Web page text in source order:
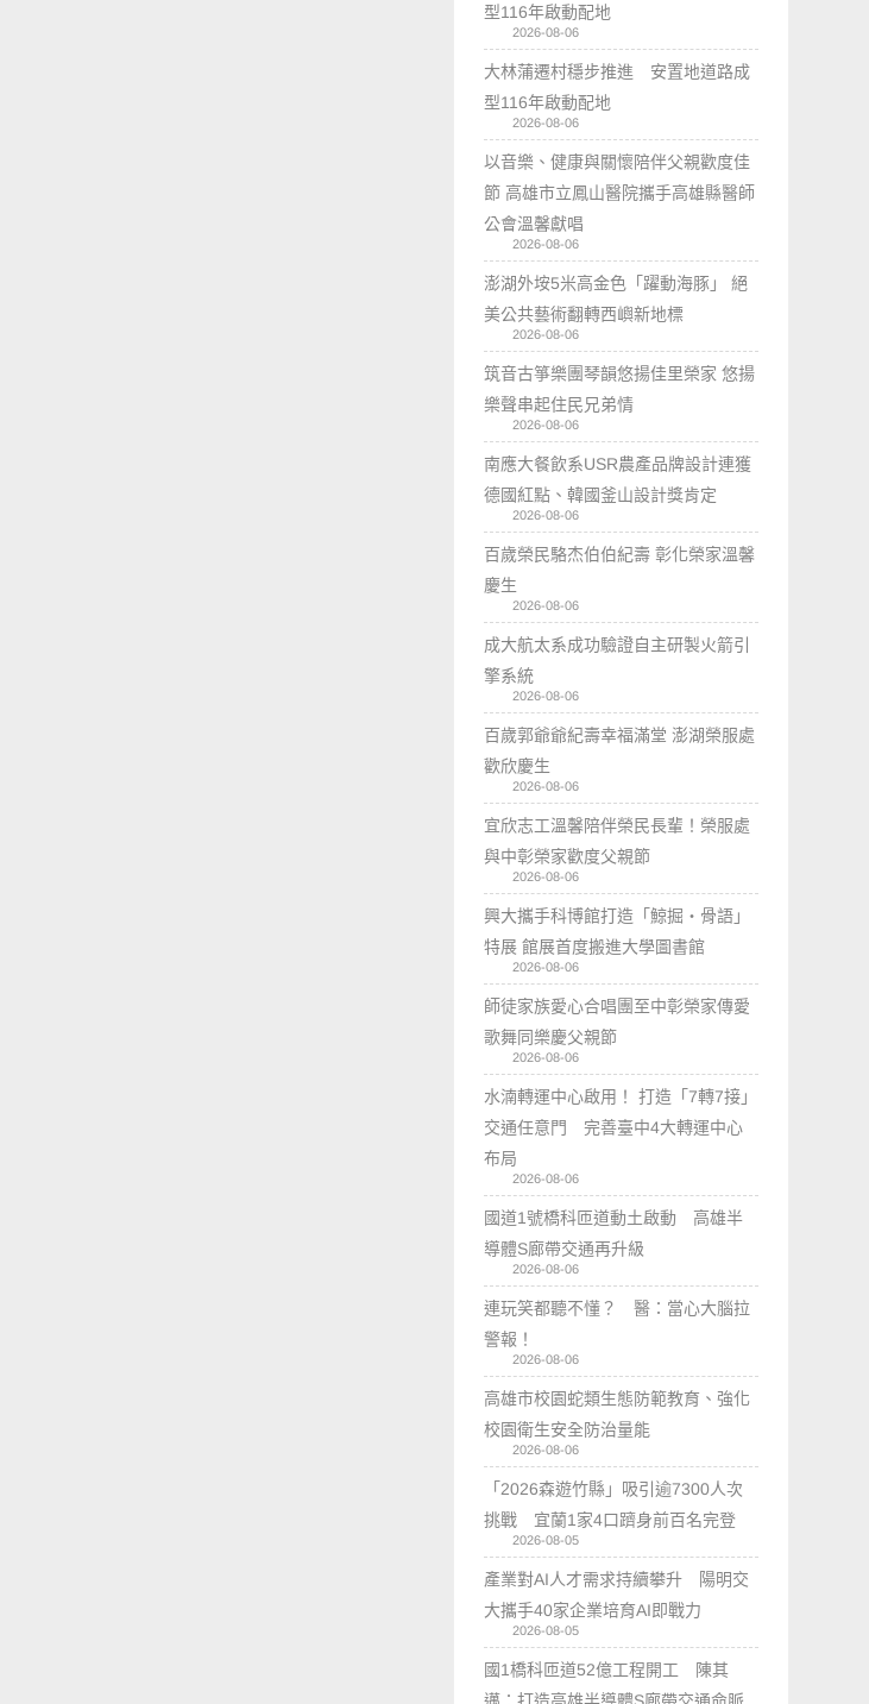
型116年啟動配地
2026-08-06
大林蒲遷村穩步推進 安置地道路成
型116年啟動配地
2026-08-06
以音樂、健康與關懷陪伴父親歡度佳
節 高雄市立鳳山醫院攜手高雄縣醫師
公會溫馨獻唱
2026-08-06
澎湖外垵5米高金色「躍動海豚」 絕
美公共藝術翻轉西嶼新地標
2026-08-06
筑音古箏樂團琴韻悠揚佳里榮家 悠揚
樂聲串起住民兄弟情
2026-08-06
南應大餐飲系USR農產品牌設計連獲
德國紅點、韓國釜山設計獎肯定
2026-08-06
百歲榮民駱杰伯伯紀壽 彰化榮家溫馨
慶生
2026-08-06
成大航太系成功驗證自主研製火箭引
擎系統
2026-08-06
百歲郭爺爺紀壽幸福滿堂 澎湖榮服處
歡欣慶生
2026-08-06
宜欣志工溫馨陪伴榮民長輩！榮服處
與中彰榮家歡度父親節
2026-08-06
興大攜手科博館打造「鯨掘・骨語」
特展 館展首度搬進大學圖書館
2026-08-06
師徒家族愛心合唱團至中彰榮家傳愛
歌舞同樂慶父親節
2026-08-06
水湳轉運中心啟用！ 打造「7轉7接」
交通任意門 完善臺中4大轉運中心
布局
2026-08-06
國道1號橋科匝道動土啟動 高雄半
導體S廊帶交通再升級
2026-08-06
連玩笑都聽不懂？ 醫：當心大腦拉
警報！
2026-08-06
高雄市校園蛇類生態防範教育、強化
校園衛生安全防治量能
2026-08-06
「2026森遊竹縣」吸引逾7300人次
挑戰 宜蘭1家4口躋身前百名完登
2026-08-05
產業對AI人才需求持續攀升 陽明交
大攜手40家企業培育AI即戰力
2026-08-05
國1橋科匝道52億工程開工 陳其
邁：打造高雄半導體S廊帶交通命脈